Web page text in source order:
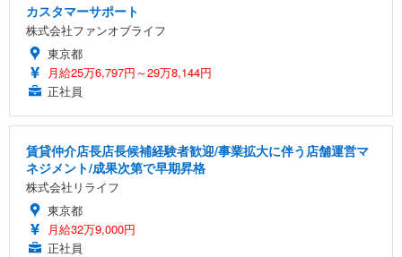
カスタマーサポート
株式会社ファンオブライフ
東京都
月給25万6,797円～29万8,144円
正社員
賃貸仲介店長店長候補経験者歓迎/事業拡大に伴う店舗運営マ
ネジメント/成果次第で早期昇格
株式会社リライフ
東京都
月給32万9,000円
正社員